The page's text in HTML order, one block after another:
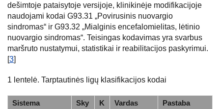
dešimtoje pataisytoje versijoje, klinikinėje modifikacijoje
naudojami kodai G93.31 „Povirusinis nuovargio
sindromas“ ir G93.32 „Mialginis encefalomielitas, lėtinio
nuovargio sindromas“. Teisingas kodavimas yra svarbus
maršruto nustatymui, statistikai ir reabilitacijos paskyrimui.
[3]
1 lentelė. Tarptautinės ligų klasifikacijos kodai
Sistema
Sky
K
Vardas Pastaba